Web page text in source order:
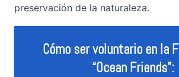
preservación de la naturaleza.
Cómo ser voluntario en la
“Ocean Friends”: